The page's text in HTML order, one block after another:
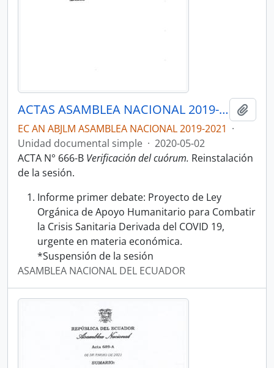
ACTAS ASAMBLEA NACIONAL 2019-2021
EC AN ABJLM ASAMBLEA NACIONAL 2019-2021 ·
Unidad documental simple · 2020-05-02
ACTA N° 666-B Verificación del cuórum. Reinstalación
de la sesión.
Informe primer debate: Proyecto de Ley
Orgánica de Apoyo Humanitario para Combatir
la Crisis Sanitaria Derivada del COVID 19,
urgente en materia económica.
*Suspensión de la sesión
ASAMBLEA NACIONAL DEL ECUADOR